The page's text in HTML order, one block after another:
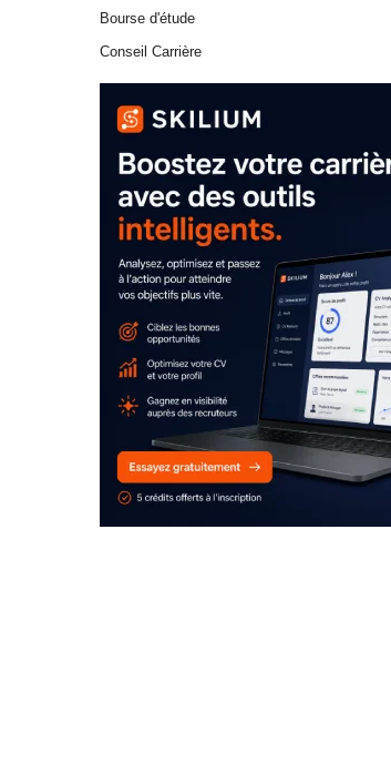
Bourse d'étude
Conseil Carrière